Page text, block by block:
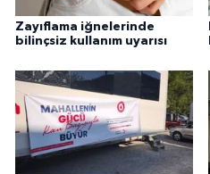
Zayıflama iğnelerinde
bilinçsiz kullanım uyarısı